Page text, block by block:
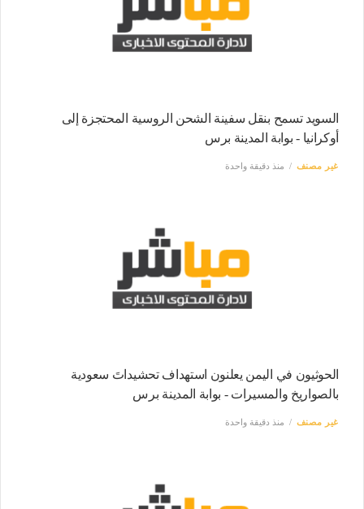
السويد تسمح بنقل سفينة الشحن الروسية المحتجزة إلى
أوكرانيا - بوابة المدينة برس
غير مصنف منذ دقيقة واحدة
الحوثيون في اليمن يعلنون استهداف تحشيداتَ سعودية
بالصواريخ والمسيرات - بوابة المدينة برس
غير مصنف منذ دقيقة واحدة